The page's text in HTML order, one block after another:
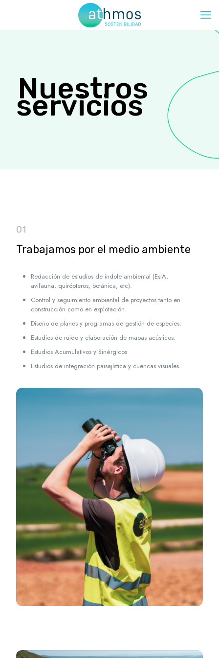
Nuestros
servicios
01
Trabajamos por el medio ambiente
Redacción de estudios de índole ambiental (EsIA,
avifauna, quirópteros, botánica, etc).
Control y seguimiento ambiental de proyectos tanto en
construcción como en explotación.
Diseño de planes y programas de gestión de especies.
Estudios de ruido y elaboración de mapas acústicos.
Estudios Acumulativos y Sinérgicos
Estudios de integración paisajística y cuencas visuales.